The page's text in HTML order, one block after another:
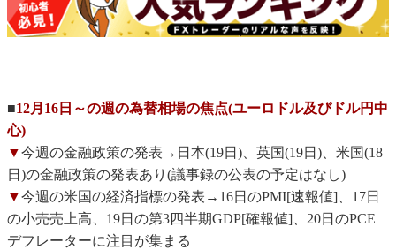
■12月16日～の週の為替相場の焦点(ユーロドル及びドル円中
心)
▼今週の金融政策の発表→日本(19日)、英国(19日)、米国(18
日)の金融政策の発表あり(議事録の公表の予定はなし)
▼今週の米国の経済指標の発表→16日のPMI[速報値]、17日
の小売売上高、19日の第3四半期GDP[確報値]、20日のPCE
デフレーターに注目が集まる